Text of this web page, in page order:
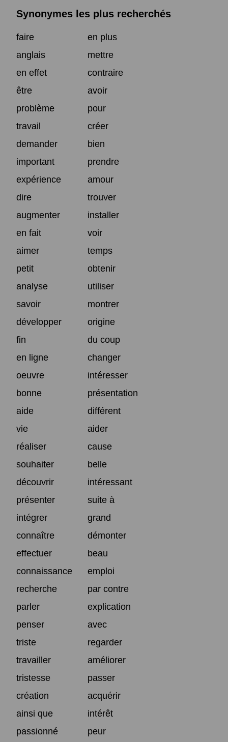
Synonymes les plus recherchés
faire
en plus
anglais
mettre
en effet
contraire
être
avoir
problème
pour
travail
créer
demander
bien
important
prendre
expérience
amour
dire
trouver
augmenter
installer
en fait
voir
aimer
temps
petit
obtenir
analyse
utiliser
savoir
montrer
développer
origine
fin
du coup
en ligne
changer
oeuvre
intéresser
bonne
présentation
aide
différent
vie
aider
réaliser
cause
souhaiter
belle
découvrir
intéressant
présenter
suite à
intégrer
grand
connaître
démonter
effectuer
beau
connaissance
emploi
recherche
par contre
parler
explication
penser
avec
triste
regarder
travailler
améliorer
tristesse
passer
création
acquérir
ainsi que
intérêt
passionné
peur